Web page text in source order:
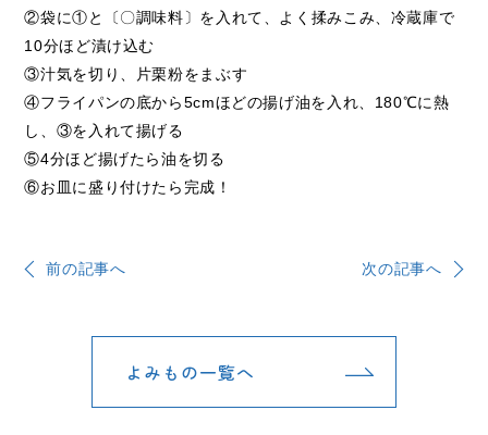
②袋に①と〔〇調味料〕を入れて、よく揉みこみ、冷蔵庫で
10分ほど漬け込む
③汁気を切り、片栗粉をまぶす
④フライパンの底から5cmほどの揚げ油を入れ、180℃に熱
し、③を入れて揚げる
⑤4分ほど揚げたら油を切る
⑥お皿に盛り付けたら完成！
前の記事へ 次の記事へ
よみもの一覧へ